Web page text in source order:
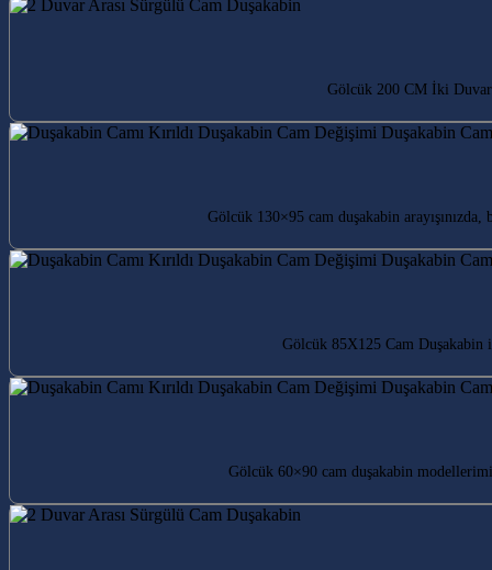
Gölcük 200 CM İki Duvar
Gölcük 130×95 cam duşakabin
Gölcük 85X125 Cam
Gölcük 60×90 cam duşakabin